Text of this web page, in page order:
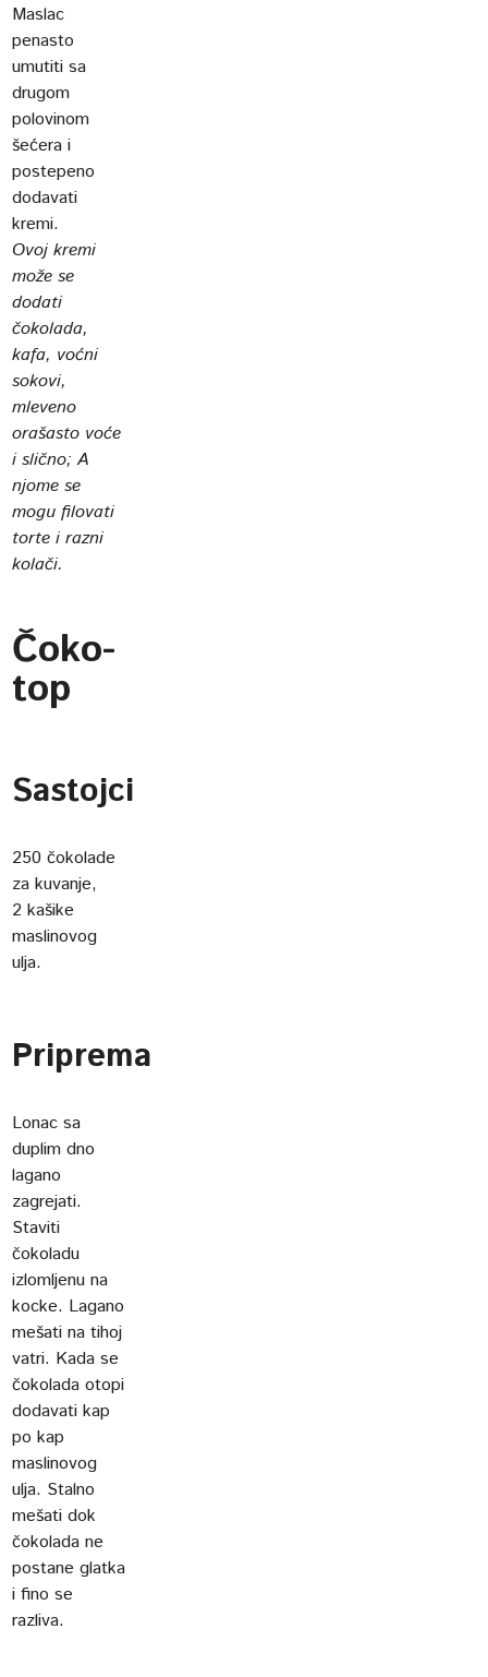
Maslac
penasto
umutiti sa
drugom
polovinom
šećera i
postepeno
dodavati
kremi.
Ovoj kremi
može se
dodati
čokolada,
kafa, voćni
sokovi,
mleveno
orašasto voće
i slično; A
njome se
mogu filovati
torte i razni
kolači.
Čoko-
top
Sastojci
250 čokolade
za kuvanje,
2 kašike
maslinovog
ulja.
Priprema
Lonac sa
duplim dno
lagano
zagrejati.
Staviti
čokoladu
izlomljenu na
kocke. Lagano
mešati na tihoj
vatri. Kada se
čokolada otopi
dodavati kap
po kap
maslinovog
ulja. Stalno
mešati dok
čokolada ne
postane glatka
i fino se
razliva.